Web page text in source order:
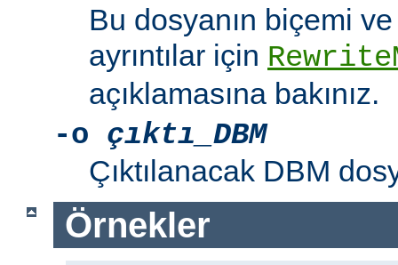
Bu dosyanın biçemi
ayrıntılar için
açıklamasına bakınız.
-o çıktı_DBM
Çıktılanacak DBM
Örnekler